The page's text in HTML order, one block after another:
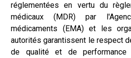
réglementées en vertu du
médicaux (MDR) par
médicaments (EMA) et les
autorités garantissent le respect
de qualité et de